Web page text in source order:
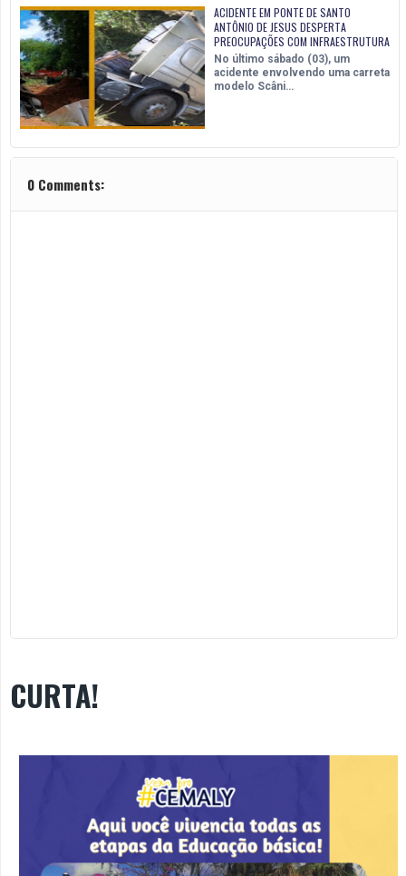
ACIDENTE EM PONTE DE SANTO
ANTÔNIO DE JESUS DESPERTA
PREOCUPAÇÕES COM INFRAESTRUTURA
No último sábado (03), um
acidente envolvendo uma carreta
modelo Scâni…
0 Comments:
CURTA!